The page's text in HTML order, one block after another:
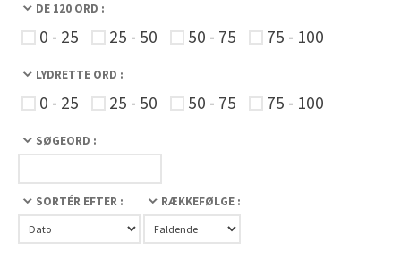
DE 120 ORD :
0 - 25 25 - 50 50 - 75 75 - 100
LYDRETTE ORD :
0 - 25 25 - 50 50 - 75 75 - 100
SØGEORD :
SORTÉR EFTER : RÆKKEFØLGE :